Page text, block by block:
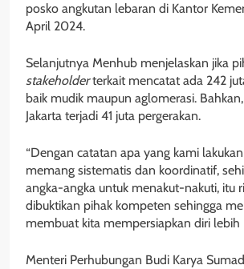
posko angkutan lebaran di Kantor
April 2024.
Selanjutnya Menhub menjelaskan jika
stakeholderterkait mencatat ada 242
baik mudik maupun aglomerasi.
Jakarta terjadi 41 juta pergerakan.
“Dengan catatan apa yang kami
memang sistematis dan koordinatif,
angka-angka untuk menakut-nakuti, itu
dibuktikan pihak kompeten sehingga
membuat kita mempersiapkan diri lebih
Menteri Perhubungan Budi Karya